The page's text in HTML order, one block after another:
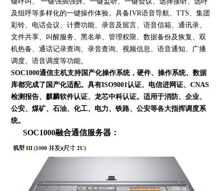
及组呼等多样化的一键操作体验。具备IVR语音导航、TTS、集团
彩铃、电话会议、计费功能、录音及留言、语音信箱、通讯录、
文件共享、叫醒服务、黑名单、管理权限、数据备份及恢复、双
机热备、通话记录查询、录音查询、视频信息、语音通知、广播
调度、语音调度等功能。
SOC1000通信主机支持国产化操作系统，硬件、操作系统、数据
库都完成了国产化适配。具有ISO9001认证、电信进网证、CNAS
检测报告、麒麟软件认证、龙芯中科认证。适用于消防、企业、
公安、煤矿、石油、化工、电力、铁路、公安等各大指挥调度系
统。
SOC1000融合通信服务器：